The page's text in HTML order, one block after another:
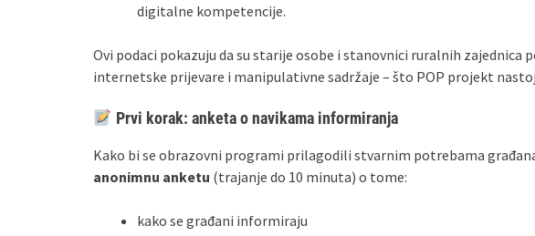
digitalne kompetencije.
Ovi podaci pokazuju da su starije osobe i stanovnici ruralnih zajednica
internetske prijevare i manipulativne sadržaje – što POP projekt
Prvi korak: anketa o navikama informiranja
Kako bi se obrazovni programi prilagodili stvarnim potrebama
anonimnu anketu (trajanje do 10 minuta) o tome:
kako se građani informiraju